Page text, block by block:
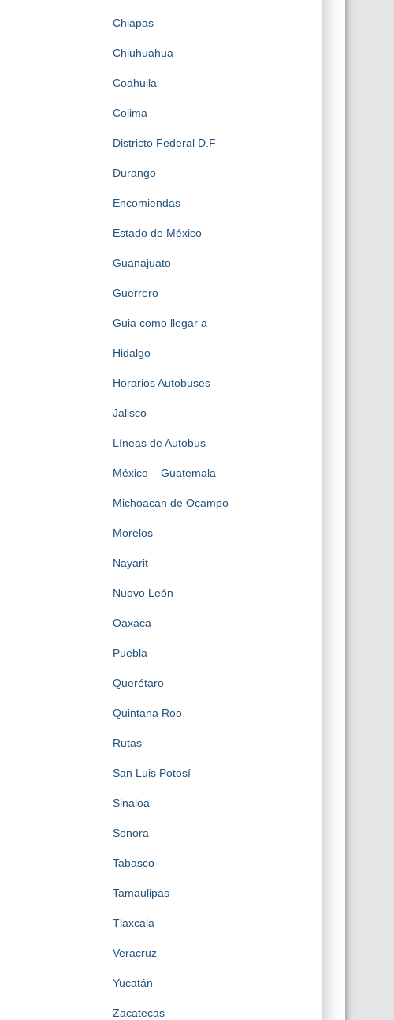
Chiapas
Chiuhuahua
Coahuila
Colima
Districto Federal D.F
Durango
Encomiendas
Estado de México
Guanajuato
Guerrero
Guia como llegar a
Hidalgo
Horarios Autobuses
Jalisco
Líneas de Autobus
México – Guatemala
Michoacan de Ocampo
Morelos
Nayarit
Nuovo León
Oaxaca
Puebla
Querétaro
Quintana Roo
Rutas
San Luis Potosí
Sinaloa
Sonora
Tabasco
Tamaulipas
Tlaxcala
Veracruz
Yucatán
Zacatecas